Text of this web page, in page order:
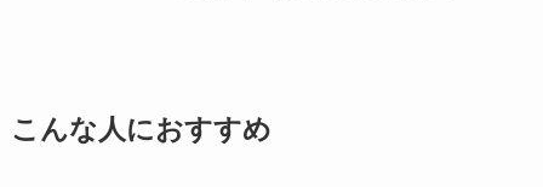
こんな人におすすめ